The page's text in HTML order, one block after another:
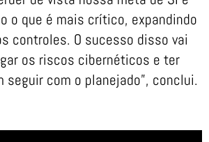
o que é mais crítico, expandindo
controles. O sucesso disso vai
os riscos cibernéticos e ter
seguir com o planejado”, conclui.